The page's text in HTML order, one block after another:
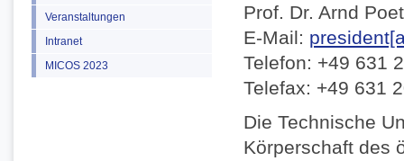
Veranstaltungen
Intranet
MICOS 2023
Prof. Dr. Arnd
E-Mail:
Telefon: +49 631
Telefax: +49 631
Die Technische
Körperschaft des